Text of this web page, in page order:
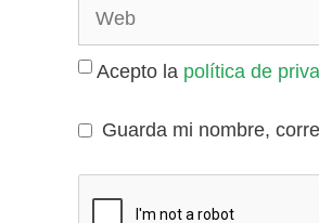
Acepto la política de
Guarda mi nombre,